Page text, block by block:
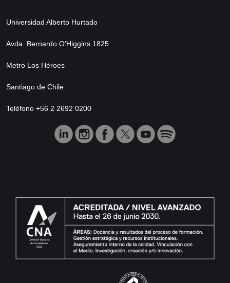
Universidad Alberto Hurtado
Avda. Bernardo O’Higgins 1825
Metro Los Héroes
Santiago de Chile
Teléfono +56 2 2692 0200